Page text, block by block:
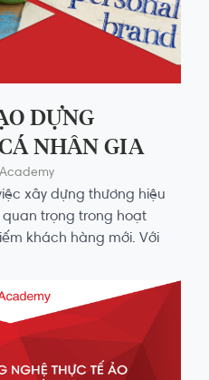
DỰNG
NHÂN GIA
KHÁCH
MẠNG XÃ HỘI
Academy
xây dựng thương hiệu
trọng trong hoạt
khách hàng mới. Với
quan tâm cực kỳ lớn mà
tạo dựng niềm tin với